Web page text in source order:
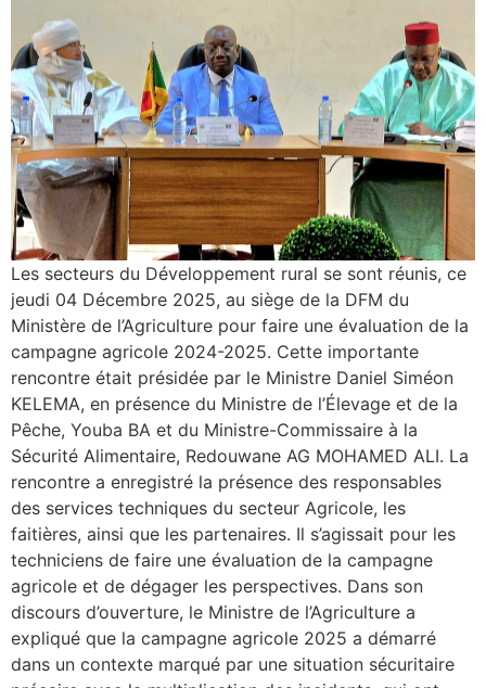
Les secteurs du Développement rural se sont réunis, ce
jeudi 04 Décembre 2025, au siège de la DFM du
Ministère de l’Agriculture pour faire une évaluation de la
campagne agricole 2024-2025. Cette importante
rencontre était présidée par le Ministre Daniel Siméon
KELEMA, en présence du Ministre de l’Élevage et de la
Pêche, Youba BA et du Ministre-Commissaire à la
Sécurité Alimentaire, Redouwane AG MOHAMED ALI. La
rencontre a enregistré la présence des responsables
des services techniques du secteur Agricole, les
faitières, ainsi que les partenaires. Il s’agissait pour les
techniciens de faire une évaluation de la campagne
agricole et de dégager les perspectives. Dans son
discours d’ouverture, le Ministre de l’Agriculture a
expliqué que la campagne agricole 2025 a démarré
dans un contexte marqué par une situation sécuritaire